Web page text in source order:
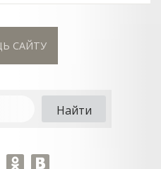
САЙТУ